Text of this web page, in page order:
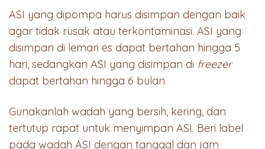
ASI yang dipompa harus disimpan dengan baik
agar tidak rusak atau terkontaminasi. ASI yang
disimpan di lemari es dapat bertahan hingga 5
hari, sedangkan ASI yang disimpan di freezer
dapat bertahan hingga 6 bulan.
Gunakanlah wadah yang bersih, kering, dan
tertutup rapat untuk menyimpan ASI. Beri label
pada wadah ASI dengan tanggal dan jam